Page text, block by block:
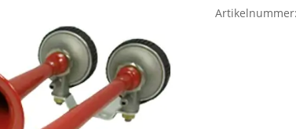
Artikelnummer: